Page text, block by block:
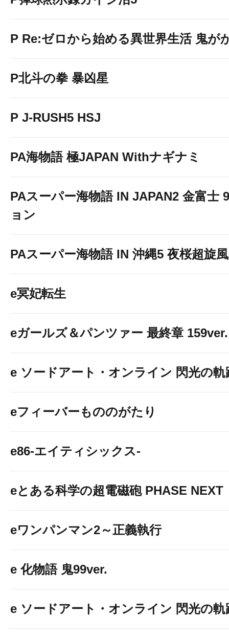
P Re:ゼロから始める異世界生活 鬼が
P北斗の拳 暴凶星
P J-RUSH5 HSJ
PA海物語 極JAPAN Withナギナミ
PAスーパー海物語 IN JAPAN2 金富士
ョン
PAスーパー海物語 IN 沖縄5 夜桜超旋
e冥妃転生
eガールズ＆パンツァー 最終章 159ver.
e ソードアート・オンライン 閃光の軌
eフィーバーもののがたり
e86-エイティシックス-
eとある科学の超電磁砲 PHASE NEXT
eワンパンマン2～正義執行
e 化物語 鬼99ver.
e ソードアート・オンライン 閃光の軌